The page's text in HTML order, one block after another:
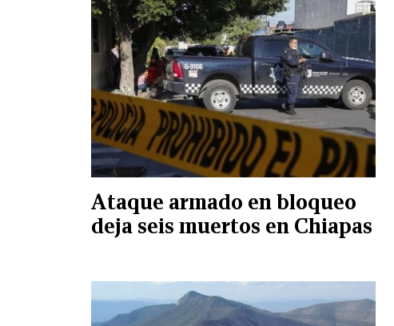
Ataque armado en bloqueo
deja seis muertos en Chiapas